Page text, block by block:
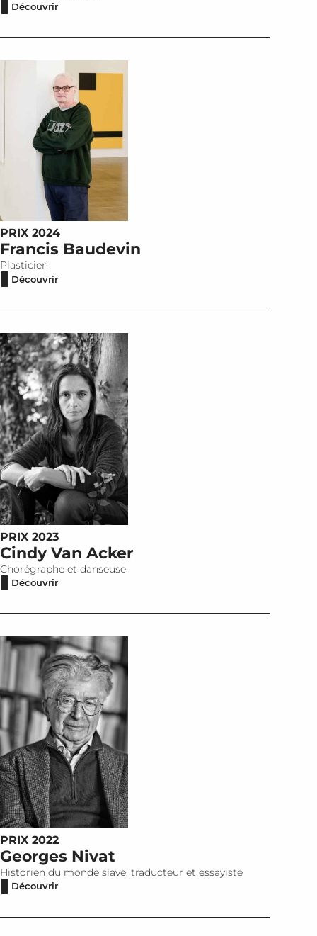
Découvrir
PRIX 2024
Francis Baudevin
Plasticien
Découvrir
PRIX 2023
Cindy Van Acker
Chorégraphe et danseuse
Découvrir
PRIX 2022
Georges Nivat
Historien du monde slave, traducteur et essayiste
Découvrir